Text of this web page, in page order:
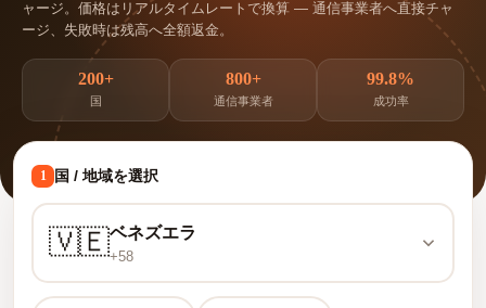
ャージ。価格はリアルタイムレートで換算 — 通信事業者へ直接チャ
ージ、失敗時は残高へ全額返金。
200+
国
800+
通信事業者
99.8%
成功率
1 国 / 地域を選択
🇻🇪ベネズエラ
+58